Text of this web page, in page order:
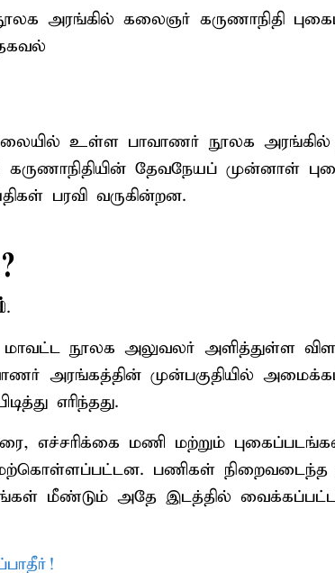
அரங்கில் கலைஞர் கருணாநிதி
உள்ள பாவாணர் நூலக அரங்கில்
தேவநேயப் முன்னாள்
பரவி வருகின்றன.
.
நூலக அலுவலர் அளித்துள்ள
அரங்கத்தின் முன்பகுதியில்
எரிந்தது.
எச்சரிக்கை மணி மற்றும்
பணிகள் நிறைவடைந்த
மீண்டும் அதே இடத்தில்